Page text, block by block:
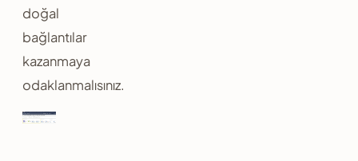
doğal
bağlantılar
kazanmaya
odaklanmalısınız.